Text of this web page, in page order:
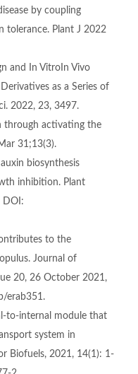
by coupling
tolerance. Plant J 2022
and In VitroIn Vivo
as a Series of
2022, 23, 3497.
through activating the
31;13(3).
biosynthesis
inhibition. Plant
DOI:
to the
Journal of
20, 26 October 2021,
erab351.
to-internal module that
system in
Biofuels, 2021, 14(1): 1-